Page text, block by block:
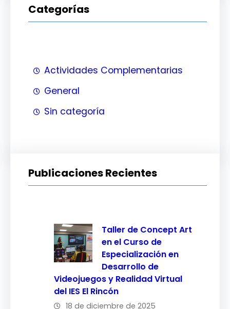
Categorías
Actividades Complementarias
General
Sin categoría
Publicaciones Recientes
Taller de Concept Art
en el Curso de
Especialización en
Desarrollo de
Videojuegos y Realidad Virtual
del IES El Rincón
18 de diciembre de 2025